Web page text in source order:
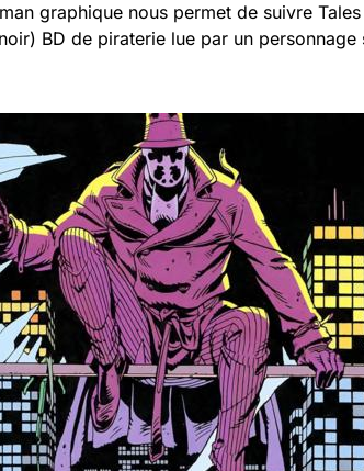
graphique nous permet de suivre
BD de piraterie lue par un